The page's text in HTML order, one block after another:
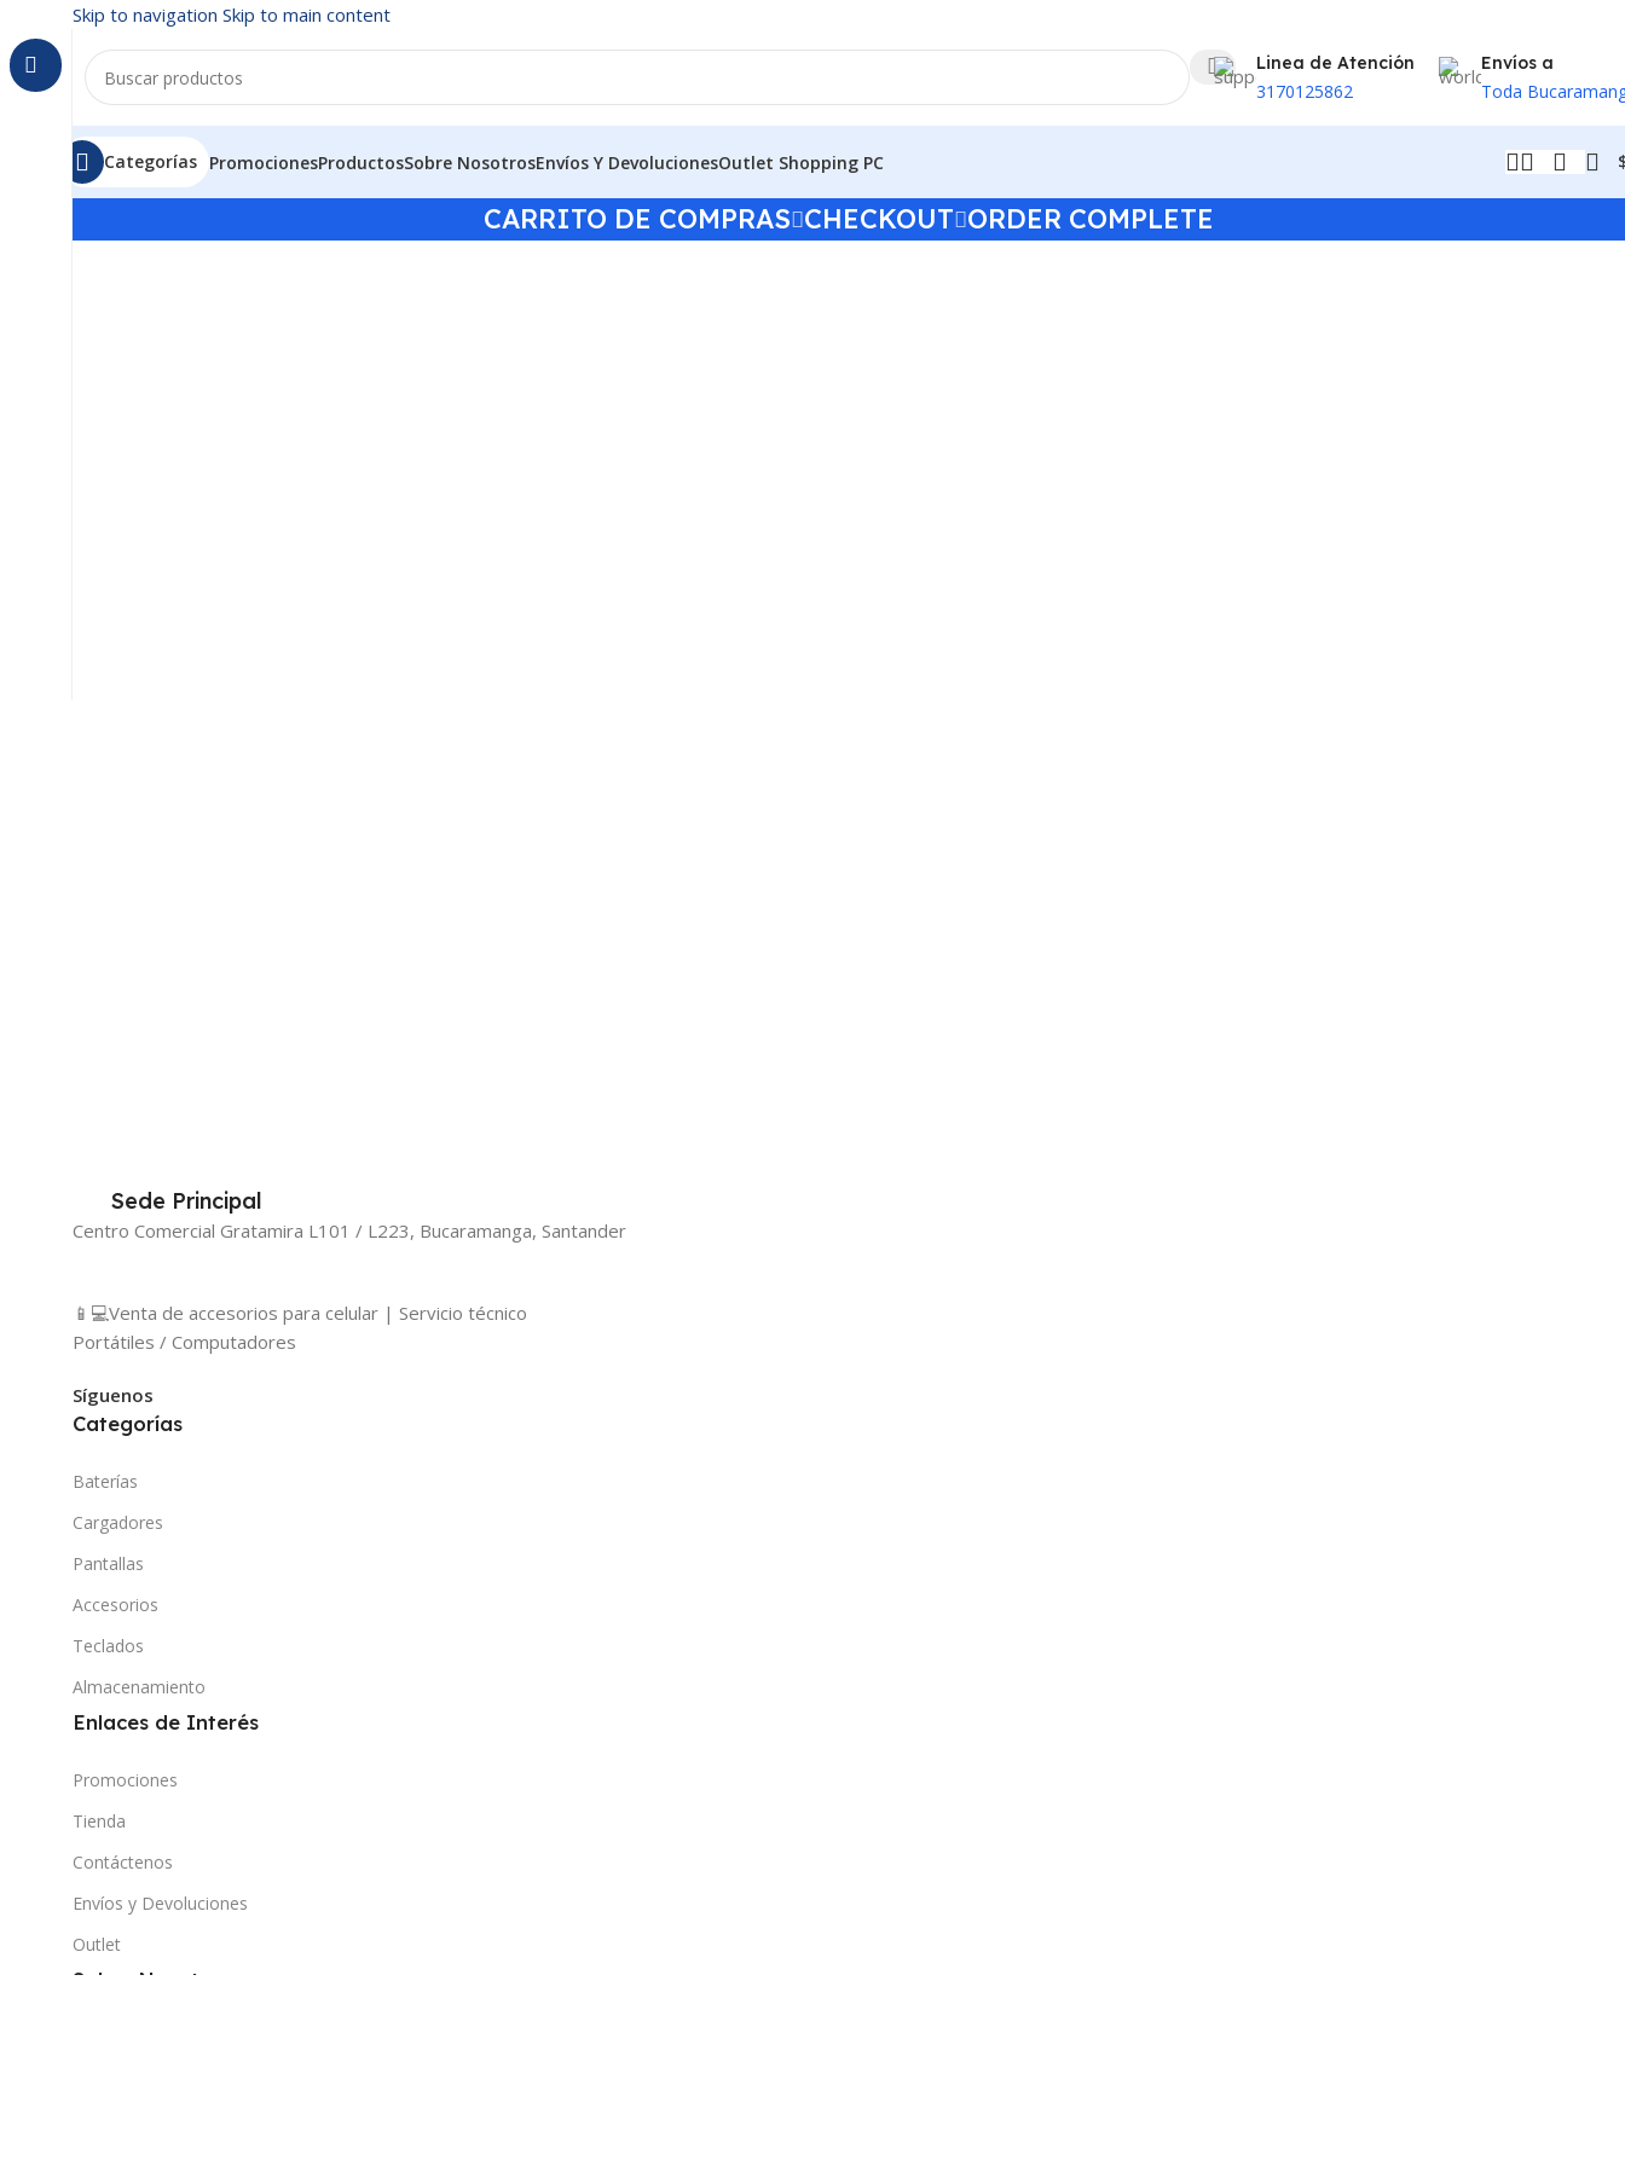
Skip to navigation Skip to main content
Linea de Atención
3170125862
Envíos a
Toda
Categorías PromocionesProductosSobre NosotrosEnvíos Y DevolucionesOutlet Shopping PC
CARRITO DE COMPRAS CHECKOUT ORDER COMPLETE
Sede Principal
Centro Comercial Gratamira L101 / L223, Bucaramanga, Santander
📱💻Venta de accesorios para celular | Servicio técnico
Portátiles / Computadores
Síguenos
Categorías
Baterías
Cargadores
Pantallas
Accesorios
Teclados
Almacenamiento
Enlaces de Interés
Promociones
Tienda
Contáctenos
Envíos y Devoluciones
Outlet
Sobre Nosotros